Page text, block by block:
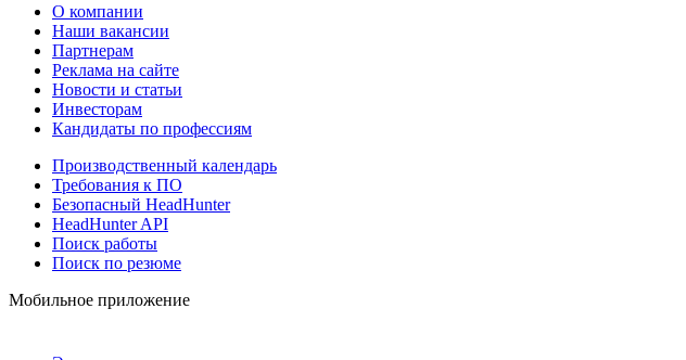
О компании
Наши вакансии
Партнерам
Реклама на сайте
Новости и статьи
Инвесторам
Кандидаты по профессиям
Производственный календарь
Требования к ПО
Безопасный HeadHunter
HeadHunter API
Поиск работы
Поиск по резюме
Мобильное приложение